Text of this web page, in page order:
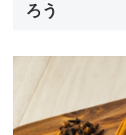
ろう